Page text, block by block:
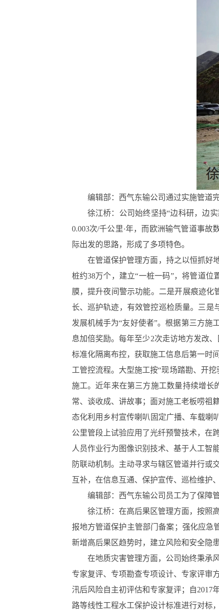
编辑部：西气东输公司通过实施管道
徐江桥：公司始终坚持“边科研，边
0.003次/千公里·年，而欧洲输气管道事
际出发的思路，形成了多项特色。
在管道保护管理方面，持之以恒抓好
桩约38万个，建立“一桩一码”，将管道
膜，提升夜间警示功能。二是开展痕迹
长、巡护轨迹，有效管控巡检质量。三是
发展机械手为“友好使者”。根据第三方施
息加倍奖励。每年至少2次走访地方发改
标准化隔离布控，获取施工信息后第一时
工管控流程。大型施工按“现场踏勘、开
施工。近年来在第三方施工数量持续增
常、谈收成、讲故事；面对施工老板唠祖
态化利用乡村宣传喇叭固定广播、车载喇
公里管段上试验应用了光纤预警技术，在
人员作业行为图像识别技术、基于人工智
防联动机制。主动寻求与辖区管道并行或
互补，在信息互通、保护宣传、巡检维护
编辑部：西气东输公司员工为了保障
徐江桥：在高后果区管理方面，按照
报地方管道保护主管部门备案；强化应急
新增高后果区趋势时，建立风险和安全隐
在地质灾害管理方面，公司始终秉承
专家复评、专项勘查专项设计、专家评审
汛后风险自主初评估和专家复评；自2017
路等线性工程水工保护设计标准进行对标